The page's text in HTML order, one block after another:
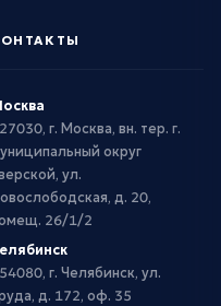
г. Москва, вн. тер. г.
округ
ул.
д. 20,
26/1/2
г. Челябинск, ул.
д. 172, оф. 35